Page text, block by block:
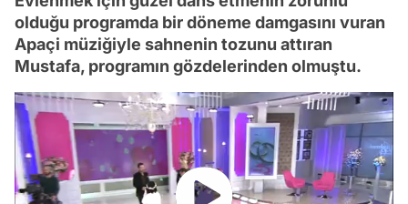
olduğu programda bir döneme damgasını vuran
Apaçi müziğiyle sahnenin tozunu attıran
Mustafa, programın gözdelerinden olmuştu.